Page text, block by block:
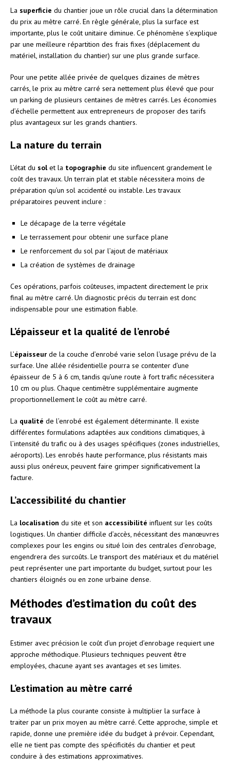
La superficie du chantier joue un rôle crucial dans la détermination
du prix au mètre carré. En règle générale, plus la surface est
importante, plus le coût unitaire diminue. Ce phénomène s’explique
par une meilleure répartition des frais fixes (déplacement du
matériel, installation du chantier) sur une plus grande surface.
Pour une petite allée privée de quelques dizaines de mètres
carrés, le prix au mètre carré sera nettement plus élevé que pour
un parking de plusieurs centaines de mètres carrés. Les économies
d’échelle permettent aux entrepreneurs de proposer des tarifs
plus avantageux sur les grands chantiers.
La nature du terrain
L’état du solet la topographie du site influencent grandement le
coût des travaux. Un terrain plat et stable nécessitera moins de
préparation qu’un sol accidenté ou instable. Les travaux
préparatoires peuvent inclure :
Le décapage de la terre végétale
Le terrassement pour obtenir une surface plane
Le renforcement du sol par l’ajout de matériaux
La création de systèmes de drainage
Ces opérations, parfois coûteuses, impactent directement le prix
final au mètre carré. Un diagnostic précis du terrain est donc
indispensable pour une estimation fiable.
L’épaisseur et la qualité de l’enrobé
L’épaisseur de la couche d’enrobé varie selon l’usage prévu de la
surface. Une allée résidentielle pourra se contenter d’une
épaisseur de 5 à 6 cm, tandis qu’une route à fort trafic nécessitera
10 cm ou plus. Chaque centimètre supplémentaire augmente
proportionnellement le coût au mètre carré.
La qualité de l’enrobé est également déterminante. Il existe
différentes formulations adaptées aux conditions climatiques, à
l’intensité du trafic ou à des usages spécifiques (zones industrielles,
aéroports). Les enrobés haute performance, plus résistants mais
aussi plus onéreux, peuvent faire grimper significativement la
facture.
L’accessibilité du chantier
La localisation du site et son accessibilité influent sur les coûts
logistiques. Un chantier difficile d’accès, nécessitant des manœuvres
complexes pour les engins ou situé loin des centrales d’enrobage,
engendrera des surcoûts. Le transport des matériaux et du matériel
peut représenter une part importante du budget, surtout pour les
chantiers éloignés ou en zone urbaine dense.
Méthodes d’estimation du coût des
travaux
Estimer avec précision le coût d’un projet d’enrobage requiert une
approche méthodique. Plusieurs techniques peuvent être
employées, chacune ayant ses avantages et ses limites.
L’estimation au mètre carré
La méthode la plus courante consiste à multiplier la surface à
traiter par un prix moyen au mètre carré. Cette approche, simple et
rapide, donne une première idée du budget à prévoir. Cependant,
elle ne tient pas compte des spécificités du chantier et peut
conduire à des estimations approximatives.